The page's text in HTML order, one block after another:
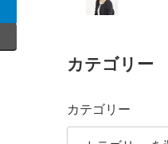
カテゴリー
カテゴリー